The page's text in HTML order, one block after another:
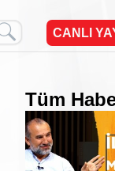
CANLI
Tüm